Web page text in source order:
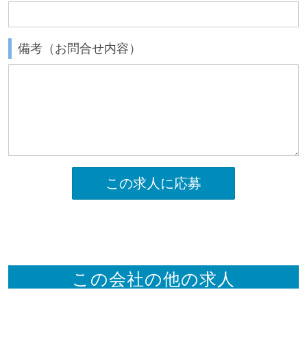
備考（お問合せ内容）
この求人に応募
この会社の他の求人